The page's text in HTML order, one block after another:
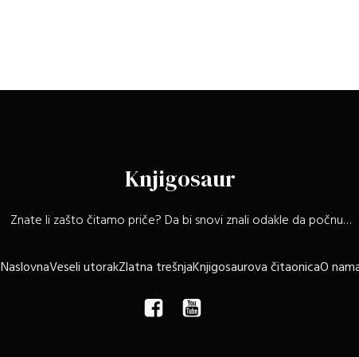
Knjigosaur
Znate li zašto čitamo priče? Da bi snovi znali odakle da počnu…
NaslovnaVeseli utorakZlatna trešnjaKnjigosaurova čitaonicaO